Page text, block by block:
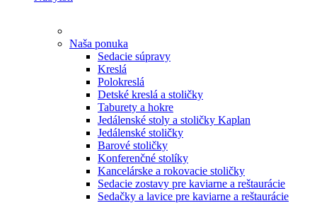
Naša ponuka
Sedacie súpravy
Kreslá
Polokreslá
Detské kreslá a stoličky
Taburety a hokre
Jedálenské stoly a stoličky Kaplan
Jedálenské stoličky
Barové stoličky
Konferenčné stolíky
Kancelárske a rokovacie stoličky
Sedacie zostavy pre kaviarne a reštaurácie
Sedačky a lavice pre kaviarne a reštaurácie